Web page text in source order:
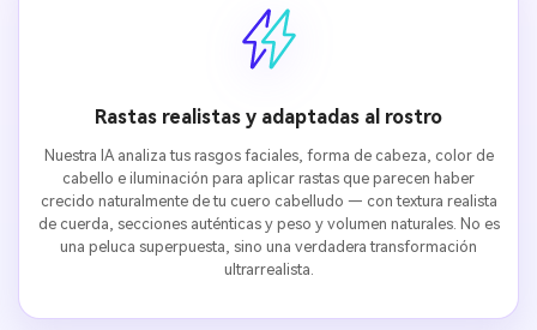
Rastas realistas y adaptadas al rostro
Nuestra IA analiza tus rasgos faciales, forma de cabeza, color de
cabello e iluminación para aplicar rastas que parecen haber
crecido naturalmente de tu cuero cabelludo — con textura realista
de cuerda, secciones auténticas y peso y volumen naturales. No es
una peluca superpuesta, sino una verdadera transformación
ultrarrealista.